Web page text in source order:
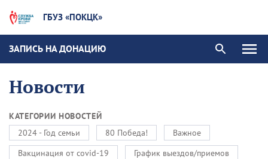
ГБУЗ «ПОКЦК»
ЗАПИСЬ НА ДОНАЦИЮ
Новости
КАТЕГОРИИ НОВОСТЕЙ
2024 - Год семьи
80 Победа!
Важное
Вакцинация от covid-19
График выездов/приемов